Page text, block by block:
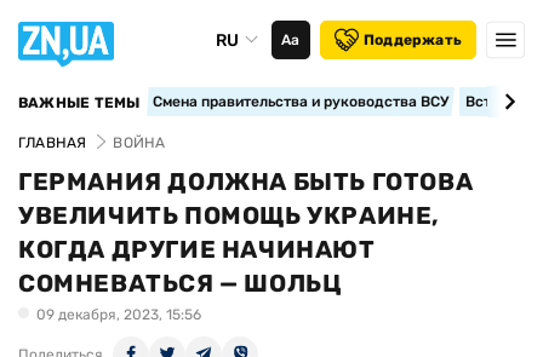
RU Аа Поддержать
ВАЖНЫЕ ТЕМЫ Смена правительства и руководства ВСУ
ГЛАВНАЯ ВОЙНА
ГЕРМАНИЯ ДОЛЖНА БЫТЬ ГОТОВА
УВЕЛИЧИТЬ ПОМОЩЬ УКРАИНЕ,
КОГДА ДРУГИЕ НАЧИНАЮТ
СОМНЕВАТЬСЯ — ШОЛЬЦ
09 декабря, 2023, 15:56